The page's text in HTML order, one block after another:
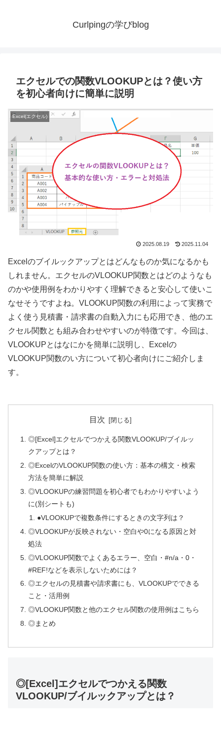
Curlpingの学びblog
エクセルでの関数VLOOKUPとは？使い方
を初心者向けに簡単に説明
Excel(エクセル)
2025.08.19 2025.11.04
Excelのブイルックアップとはどんなものか気になるかも
しれません。エクセルのVLOOKUP関数とはどのようなも
のかや使用例をわかりやすく理解できると安心して使いこ
なせそうですよね。VLOOKUP関数の利用によって実務で
よく使う見積書・請求書の自動入力にも応用でき、他のエ
クセル関数とも組み合わせやすいのが特徴です。今回は、
VLOOKUPとはなにかを簡単に説明し、Excelの
VLOOKUP関数のい方について初心者向けにご紹介しま
す。
目次
◎[Excel]エクセルでつかえる関数VLOOKUP/ブイルッ
クアップとは？
◎ExcelのVLOOKUP関数の使い方：基本の構文・検索
方法を簡単に解説
◎VLOOKUPの練習問題を初心者でもわかりやすいよう
に(別シートも)
●VLOOKUPで複数条件にするときの文字列は？
◎VLOOKUPが反映されない・空白や0になる原因と対
処法
◎VLOOKUP関数でよくあるエラー、空白・#n/a・0・
#REF!などを表示しないためには？
◎エクセルの見積書や請求書にも、VLOOKUPでできる
こと・活用例
◎VLOOKUP関数と他のエクセル関数の使用例はこちら
◎まとめ
◎[Excel]エクセルでつかえる関数
VLOOKUP/ブイルックアップとは？